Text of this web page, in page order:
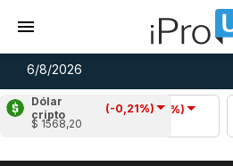
6/8/2026
Dólar
cripto
(-0,21%)
$ 1568,20
Cardano
(-1,96%)
u$s 0,19